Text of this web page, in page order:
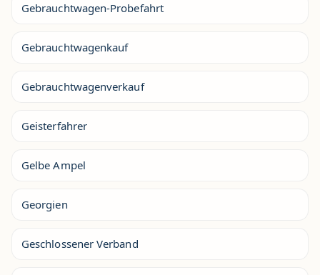
Gebrauchtwagen-Probefahrt
Gebrauchtwagenkauf
Gebrauchtwagenverkauf
Geisterfahrer
Gelbe Ampel
Georgien
Geschlossener Verband